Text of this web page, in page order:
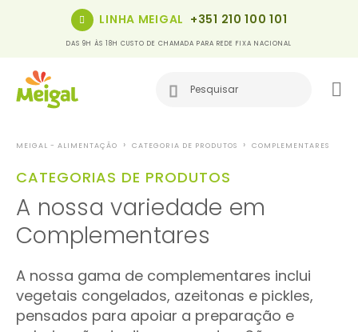
LINHA MEIGAL +351 210 100 101
DAS 9H ÀS 18H CUSTO DE CHAMADA PARA REDE FIXA NACIONAL
MEIGAL - ALIMENTAÇÃO CATEGORIA DE PRODUTOS COMPLEMENTARES
CATEGORIAS DE PRODUTOS
A nossa variedade em
Complementares
A nossa gama de complementares inclui
vegetais congelados, azeitonas e pickles,
pensados para apoiar a preparação e